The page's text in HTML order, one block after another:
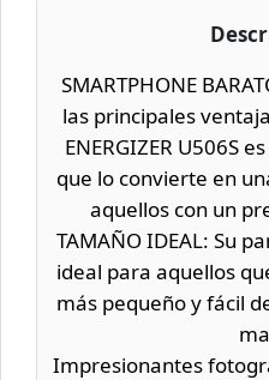
SMARTPHONE
las principales
ENERGIZER U506S
que lo convierte en
aquellos con un
TAMAÑO IDEAL: Su
ideal para aquellos
más pequeño y fácil
Impresionantes